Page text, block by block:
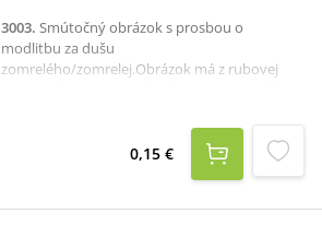
3003. Smútočný obrázok s prosbou o
modlitbu za dušu
zomrelého/zomrelej.Obrázok má z rubovej
Ježišovmu za zosnulého.Balené po 100 ks, cena
je za 1 ks.Rozmer: 6,5 x 10 cm.
0,15 €